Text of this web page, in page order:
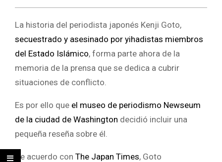
La historia del periodista japonés Kenji Goto,
secuestrado y asesinado por yihadistas miembros
del Estado Islámico, forma parte ahora de la
memoria de la prensa que se dedica a cubrir
situaciones de conflicto.
Es por ello que el museo de periodismo Newseum
de la ciudad de Washington decidió incluir una
pequeña reseña sobre él.
De acuerdo con The Japan Times, Goto